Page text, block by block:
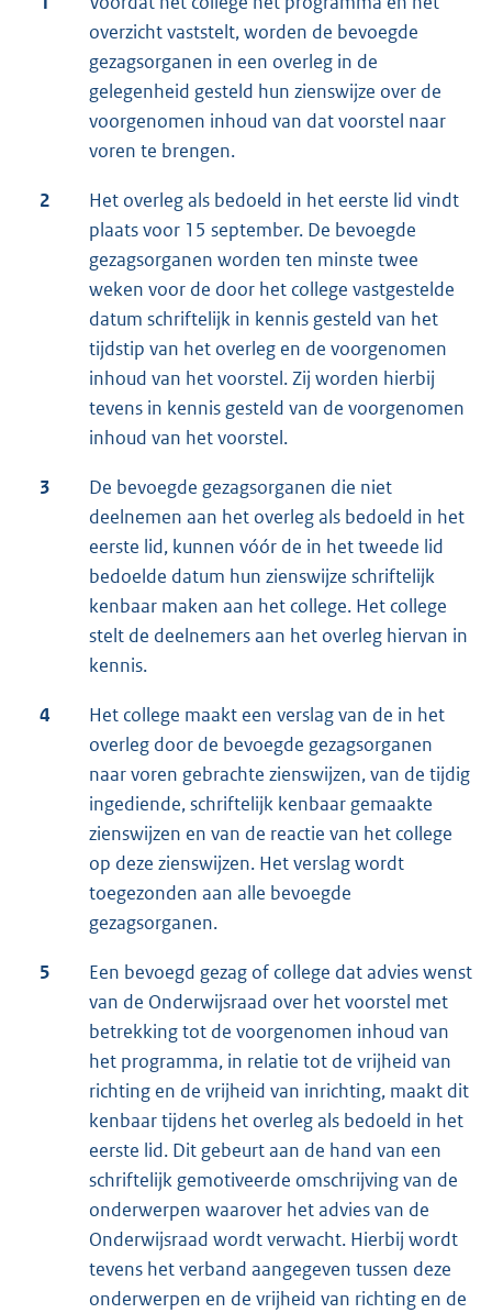
overzicht vaststelt, worden de bevoegde
gezagsorganen in een overleg in de
gelegenheid gesteld hun zienswijze over de
voorgenomen inhoud van dat voorstel naar
voren te brengen.
2
Het overleg als bedoeld in het eerste lid vindt
plaats voor 15 september. De bevoegde
gezagsorganen worden ten minste twee
weken voor de door het college vastgestelde
datum schriftelijk in kennis gesteld van het
tijdstip van het overleg en de voorgenomen
inhoud van het voorstel. Zij worden hierbij
tevens in kennis gesteld van de voorgenomen
inhoud van het voorstel.
3
De bevoegde gezagsorganen die niet
deelnemen aan het overleg als bedoeld in het
eerste lid, kunnen vóór de in het tweede lid
bedoelde datum hun zienswijze schriftelijk
kenbaar maken aan het college. Het college
stelt de deelnemers aan het overleg hiervan in
kennis.
4
Het college maakt een verslag van de in het
overleg door de bevoegde gezagsorganen
naar voren gebrachte zienswijzen, van de tijdig
ingediende, schriftelijk kenbaar gemaakte
zienswijzen en van de reactie van het college
op deze zienswijzen. Het verslag wordt
toegezonden aan alle bevoegde
gezagsorganen.
5
Een bevoegd gezag of college dat advies wenst
van de Onderwijsraad over het voorstel met
betrekking tot de voorgenomen inhoud van
het programma, in relatie tot de vrijheid van
richting en de vrijheid van inrichting, maakt dit
kenbaar tijdens het overleg als bedoeld in het
eerste lid. Dit gebeurt aan de hand van een
schriftelijk gemotiveerde omschrijving van de
onderwerpen waarover het advies van de
Onderwijsraad wordt verwacht. Hierbij wordt
tevens het verband aangegeven tussen deze
onderwerpen en de vrijheid van richting en de